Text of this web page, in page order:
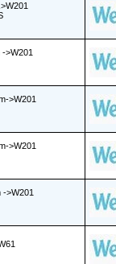
>W201
>W201
>W201
>W201